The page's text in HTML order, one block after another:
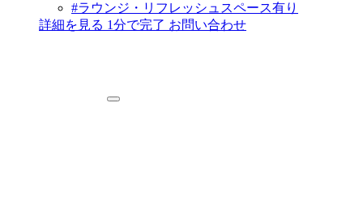
#ラウンジ・リフレッシュスペース有り
詳細を見る 1分で完了 お問い合わせ